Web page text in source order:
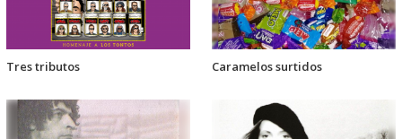
Tres tributos Caramelos surtidos